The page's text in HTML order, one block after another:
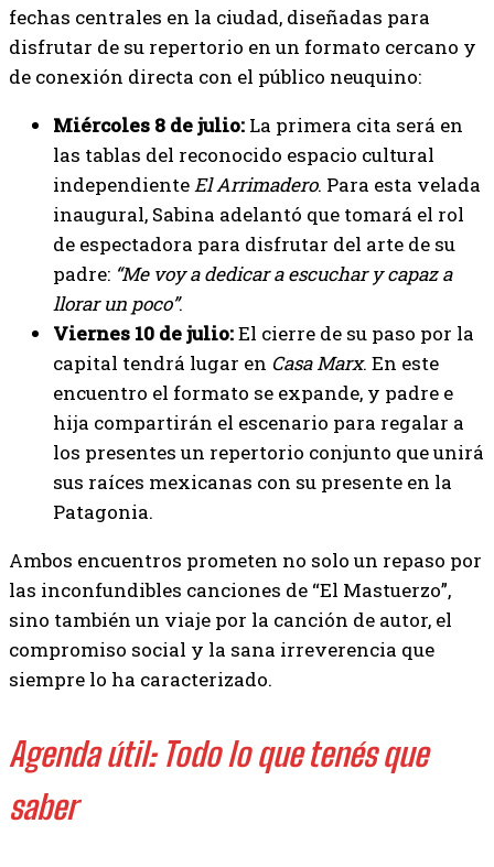
fechas centrales en la ciudad, diseñadas para
disfrutar de su repertorio en un formato cercano y
de conexión directa con el público neuquino:
Miércoles 8 de julio: La primera cita será en
las tablas del reconocido espacio cultural
independienteEl Arrimadero. Para esta velada
inaugural, Sabina adelantó que tomará el rol
de espectadora para disfrutar del arte de su
padre: “Me voy a dedicar a escuchar y capaz a
llorar un poco”.
Viernes 10 de julio:El cierre de su paso por la
capital tendrá lugar en Casa Marx. En este
encuentro el formato se expande, y padre e
hija compartirán el escenario para regalar a
los presentes un repertorio conjunto que unirá
sus raíces mexicanas con su presente en la
Patagonia.
Ambos encuentros prometen no solo un repaso por
las inconfundibles canciones de “El Mastuerzo”,
sino también un viaje por la canción de autor, el
compromiso social y la sana irreverencia que
siempre lo ha caracterizado.
Agenda útil: Todo lo que tenés que
saber